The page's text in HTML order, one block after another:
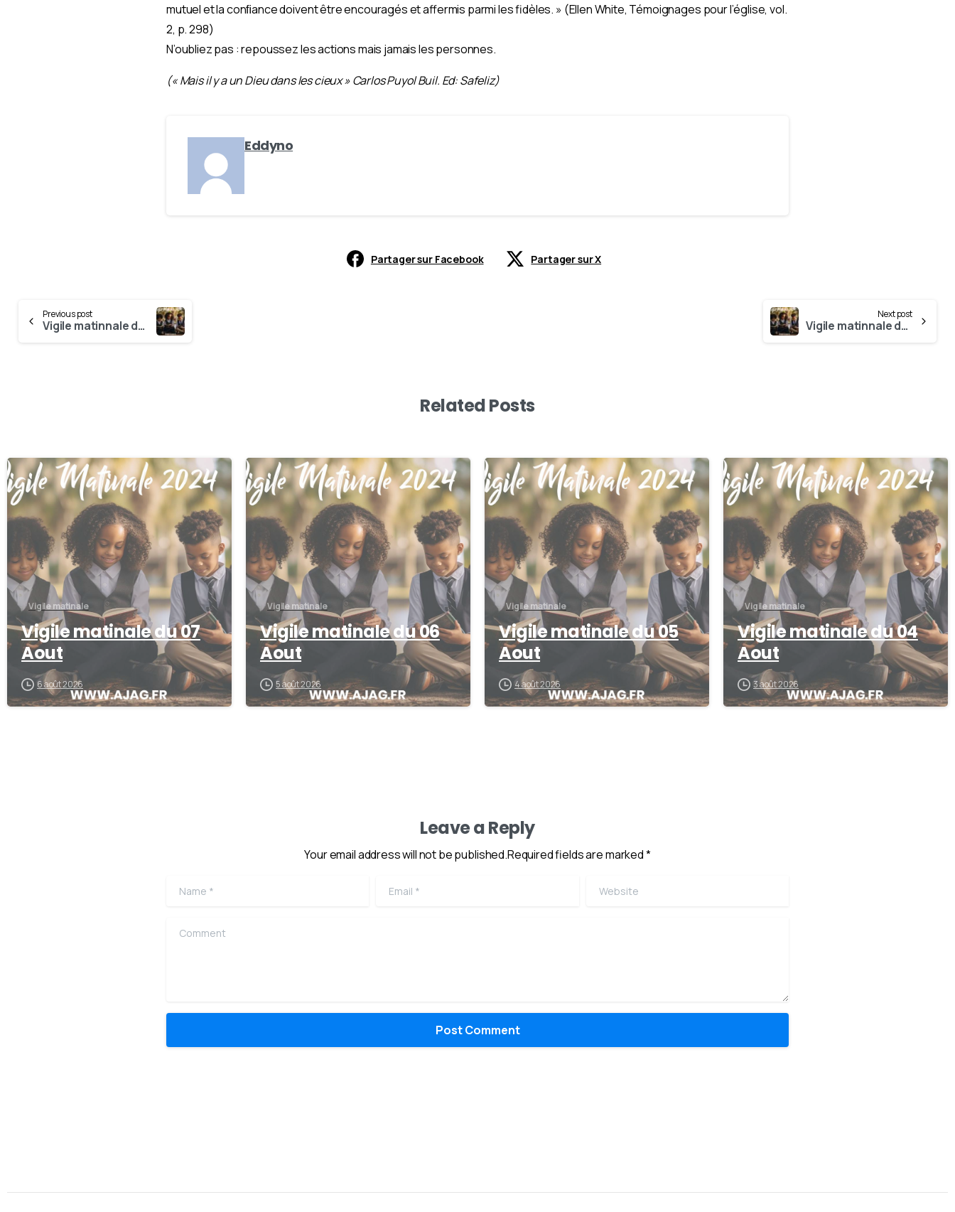
mutuel et la conﬁance doivent être encouragés et affermis parmi les fidèles. » (Ellen White, Témoignages pour l’église, vol.
2, p. 298)
N’oubliez pas : repoussez les actions mais jamais les personnes.
(« Mais il y a un Dieu dans les cieux » Carlos Puyol Buil. Ed: Safeliz)
Eddyno
Partager sur Facebook Partager sur X
Previous post
Vigile matinnale de 28 Septembre
Next post
Vigile matinnale de 30 Septembre
Related Posts
0
Vigile matinale
Vigile matinale du 07
Aout
6 août 2026
0
Vigile matinale
Vigile matinale du 06
Aout
5 août 2026
0
Vigile matinale
Vigile matinale du 05
Aout
4 août 2026
0
Vigile matinale
Vigile matinale du 04
Aout
3 août 2026
Leave a Reply
Your email address will not be published.Required fields are marked *
Name
Email Website
Comment